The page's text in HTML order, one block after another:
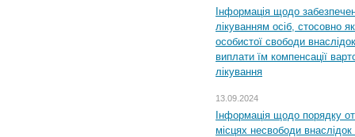
Інформація щодо
лікуванням осіб, стосовно
особистої свободи
виплати їм компенсації
лікування
13.09.2024
Інформація щодо порядку
місцях несвободи внаслідок